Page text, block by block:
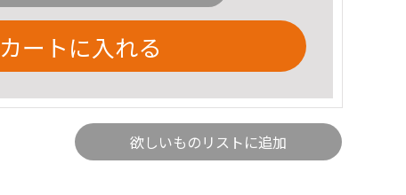
カートに入れる
欲しいものリストに追加